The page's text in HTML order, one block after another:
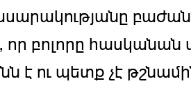
որ բոլորը հասկանան
է ու պետք չէ